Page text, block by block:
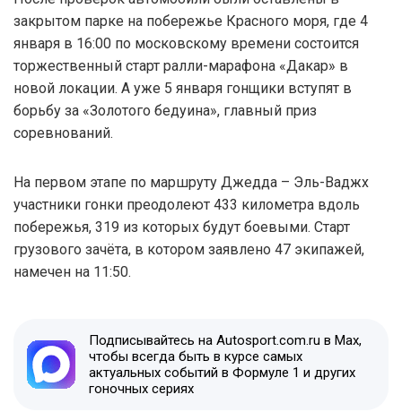
закрытом парке на побережье Красного моря, где 4
января в 16:00 по московскому времени состоится
торжественный старт ралли-марафона «Дакар» в
новой локации. А уже 5 января гонщики вступят в
борьбу за «Золотого бедуина», главный приз
соревнований.
На первом этапе по маршруту Джедда – Эль-Ваджх
участники гонки преодолеют 433 километра вдоль
побережья, 319 из которых будут боевыми. Старт
грузового зачёта, в котором заявлено 47 экипажей,
намечен на 11:50.
Подписывайтесь на Autosport.com.ru в Max,
чтобы всегда быть в курсе самых
актуальных событий в Формуле 1 и других
гоночных сериях